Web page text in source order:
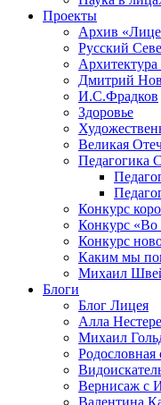
Проекты
Архив
Русский
Архитектура
Дмитрий
И.С.Фрадков
Здоровье
Великая
Педагогика
Конкурс
Конкурс «Во
Конкурс
Каким мы
Михаил
Блоги
Блог Лицея
Алла
Михаил
Вернисаж с